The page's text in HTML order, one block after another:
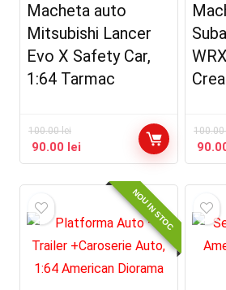
Macheta auto
Mitsubishi Lancer
Evo X Safety Car,
1:64 Tarmac
100.00lei
90.00 lei
NOU IN STOC